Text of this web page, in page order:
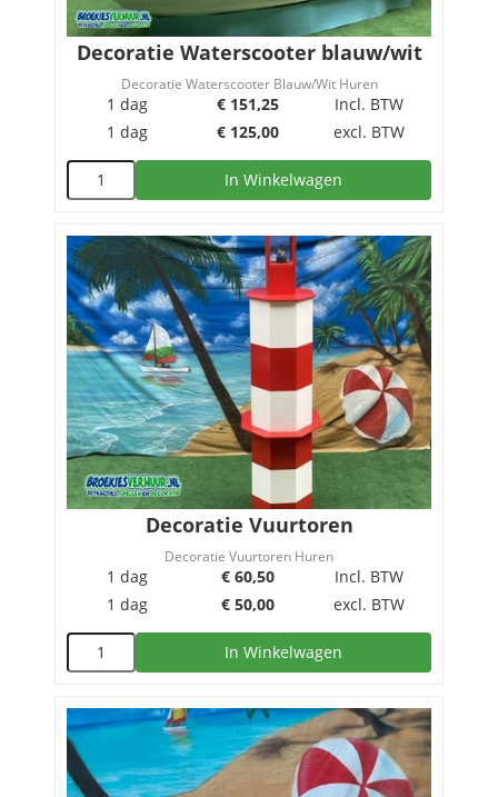
Decoratie Waterscooter blauw/wit
Decoratie Waterscooter Blauw/Wit Huren
1 dag € 151,25
Incl. BTW
1 dag
€ 125,00 excl. BTW
In Winkelwagen
Decoratie Vuurtoren
Decoratie Vuurtoren Huren
1 dag € 60,50
Incl. BTW
1 dag
€ 50,00 excl. BTW
In Winkelwagen